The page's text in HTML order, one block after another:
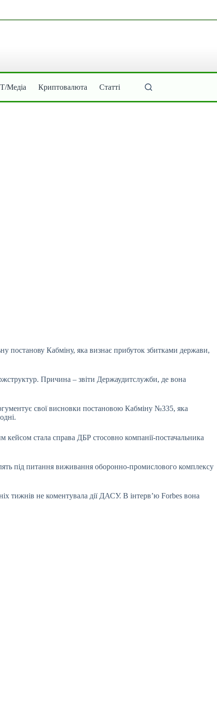
Медіа Криптовалюта Статті
постанову Кабміну, яка визнає прибуток збитками держави,
Причина – звіти Держаудитслужби, де вона
свої висновки постановою Кабміну №335, яка
стала справа ДБР стосовно компанії-постачальника
під питання виживання оборонно-промислового комплексу
тижнів не коментувала дії ДАСУ. В інтерв’ю Forbes вона